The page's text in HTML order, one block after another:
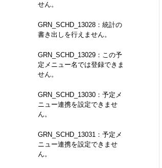
せん。
GRN_SCHD_13028：統計の
書き出しを行えません。
GRN_SCHD_13029：この予
定メニュー名では登録できま
せん。
GRN_SCHD_13030：予定メ
ニュー連携を設定できませ
ん。
GRN_SCHD_13031：予定メ
ニュー連携を設定できませ
ん。